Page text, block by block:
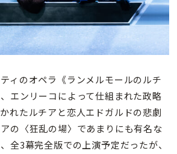
ィのオペラ《ランメルモールのルチ
エンリーコによって仕組まれた政略
れたルチアと恋人エドガルドの悲劇
の〈狂乱の場〉であまりにも有名な
全3幕完全版での上演予定だったが、